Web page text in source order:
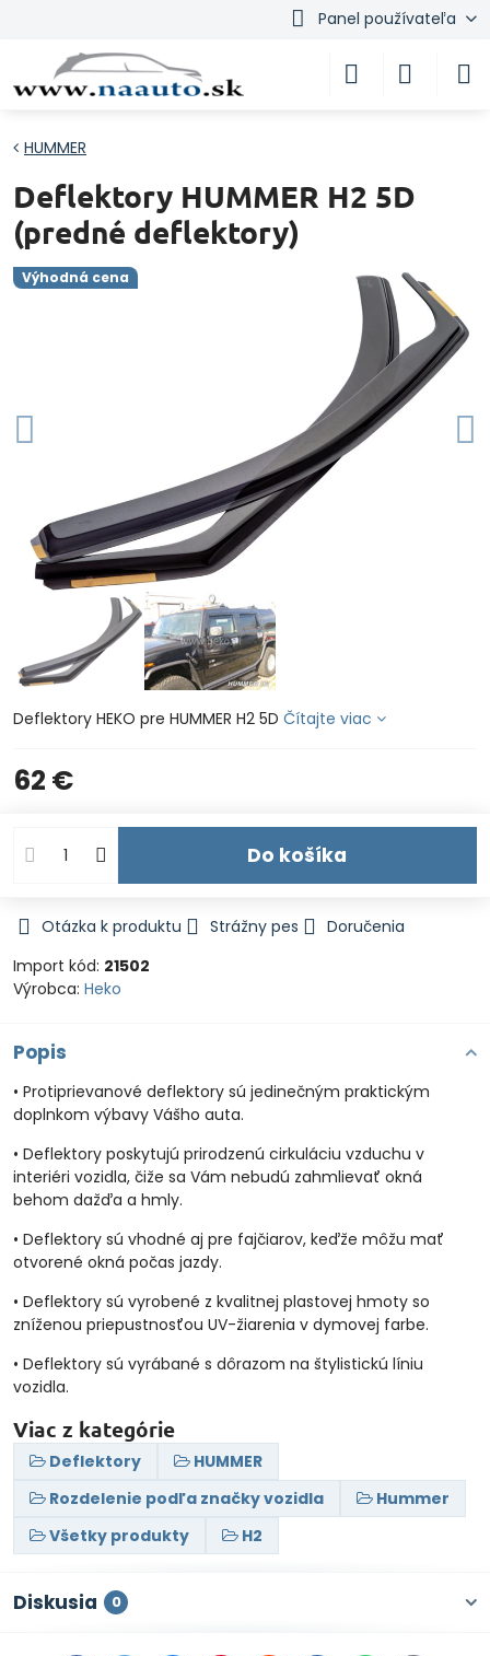
Panel používateľa
Výhodná cena
HUMMER
Deflektory HUMMER H2 5D
(predné deflektory)
Deflektory HEKO pre HUMMER H2 5D Čítajte viac
62 €
Do košíka
Otázka k produktu Strážny pes
Doručenia
Import kód: 21502
Výrobca: Heko
Popis
• Protiprievanové deflektory sú jedinečným praktickým
doplnkom výbavy Vášho auta.
• Deflektory poskytujú prirodzenú cirkuláciu vzduchu v
interiéri vozidla, čiže sa Vám nebudú zahmlievať okná
behom dažďa a hmly.
• Deflektory sú vhodné aj pre fajčiarov, keďže môžu mať
otvorené okná počas jazdy.
• Deflektory sú vyrobené z kvalitnej plastovej hmoty so
zníženou priepustnosťou UV-žiarenia v dymovej farbe.
• Deflektory sú vyrábané s dôrazom na štylistickú líniu
vozidla.
Viac z kategórie
Deflektory
HUMMER
Rozdelenie podľa značky vozidla
Hummer
Všetky produkty
H2
Diskusia 0